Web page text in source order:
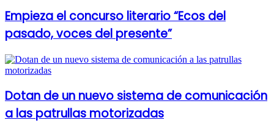
Empieza el concurso literario “Ecos del
pasado, voces del presente”
Dotan de un nuevo sistema de comunicación
a las patrullas motorizadas